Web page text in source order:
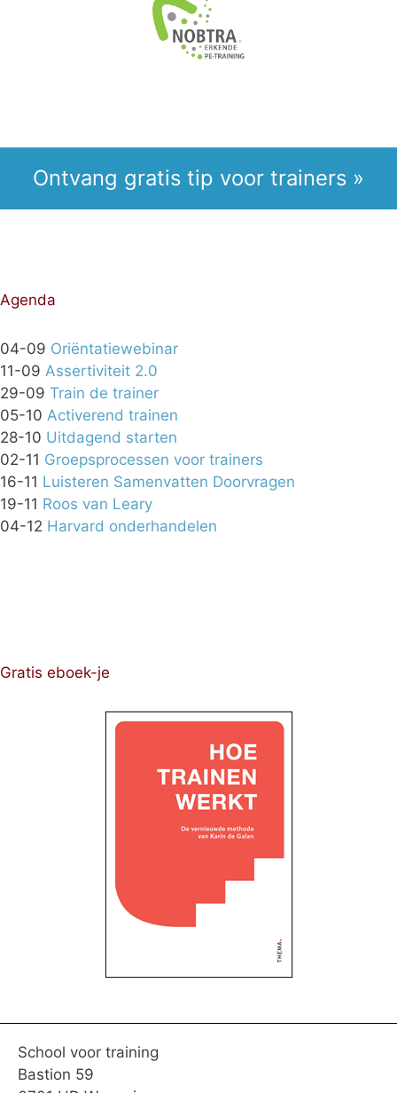
Ontvang gratis tip voor trainers »
Agenda
04-09 Oriëntatiewebinar
11-09 Assertiviteit 2.0
29-09 Train de trainer
05-10 Activerend trainen
28-10 Uitdagend starten
02-11 Groepsprocessen voor trainers
16-11 Luisteren Samenvatten Doorvragen
19-11 Roos van Leary
04-12 Harvard onderhandelen
Gratis eboek-je
School voor training
Bastion 59